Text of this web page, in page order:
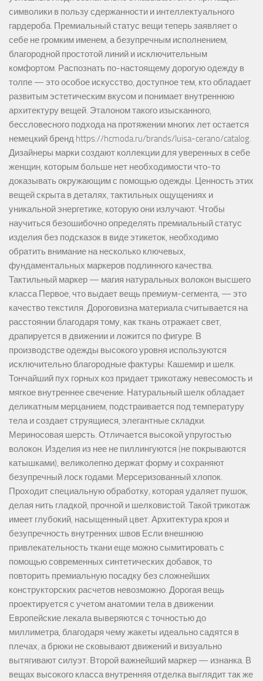
символики в пользу сдержанности и интеллектуального
гардероба. Премиальный статус вещи теперь заявляет о
себе не громким именем, а безупречным исполнением,
благородной простотой линий и исключительным
комфортом. Распознать по-настоящему дорогую одежду в
толпе — это особое искусство, доступное тем, кто обладает
развитым эстетическим вкусом и понимает внутреннюю
архитектуру вещей. Эталоном такого изысканного,
бессловесного подхода на протяжении многих лет остается
немецкий бренд https://hcmoda.ru/brands/luisa-cerano/catalog.
Дизайнеры марки создают коллекции для уверенных в себе
женщин, которым больше нет необходимости что-то
доказывать окружающим с помощью одежды. Ценность этих
вещей скрыта в деталях, тактильных ощущениях и
уникальной энергетике, которую они излучают. Чтобы
научиться безошибочно определять премиальный статус
изделия без подсказок в виде этикеток, необходимо
обратить внимание на несколько ключевых,
фундаментальных маркеров подлинного качества.
Тактильный маркер — магия натуральных волокон высшего
класса Первое, что выдает вещь премиум-сегмента, — это
качество текстиля. Дороговизна материала считывается на
расстоянии благодаря тому, как ткань отражает свет,
драпируется в движении и ложится по фигуре. В
производстве одежды высокого уровня используются
исключительно благородные фактуры: Кашемир и шелк.
Тончайший пух горных коз придает трикотажу невесомость и
мягкое внутреннее свечение. Натуральный шелк обладает
деликатным мерцанием, подстраивается под температуру
тела и создает струящиеся, элегантные складки.
Мериносовая шерсть. Отличается высокой упругостью
волокон. Изделия из нее не пиллингуются (не покрываются
катышками), великолепно держат форму и сохраняют
безупречный лоск годами. Мерсеризованный хлопок.
Проходит специальную обработку, которая удаляет пушок,
делая нить гладкой, прочной и шелковистой. Такой трикотаж
имеет глубокий, насыщенный цвет. Архитектура кроя и
безупречность внутренних швов Если внешнюю
привлекательность ткани еще можно сымитировать с
помощью современных синтетических добавок, то
повторить премиальную посадку без сложнейших
конструкторских расчетов невозможно. Дорогая вещь
проектируется с учетом анатомии тела в движении.
Европейские лекала выверяются с точностью до
миллиметра, благодаря чему жакеты идеально садятся в
плечах, а брюки не сковывают движений и визуально
вытягивают силуэт. Второй важнейший маркер — изнанка. В
вещах высокого класса внутренняя отделка выглядит так же